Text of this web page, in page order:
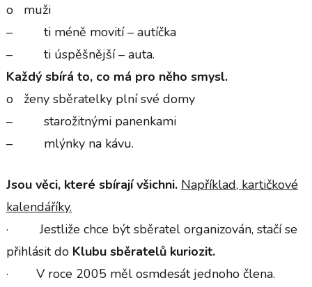
o muži
– ti méně movití – autíčka
– ti úspěšnější – auta.
Každý sbírá to, co má pro něho smysl.
o ženy sběratelky plní své domy
– starožitnými panenkami
– mlýnky na kávu.
Jsou věci, které sbírají všichni. Například, kartičkové
kalendáříky.
· Jestliže chce být sběratel organizován, stačí se
přihlásit do Klubu sběratelů kuriozit.
· V roce 2005 měl osmdesát jednoho člena.